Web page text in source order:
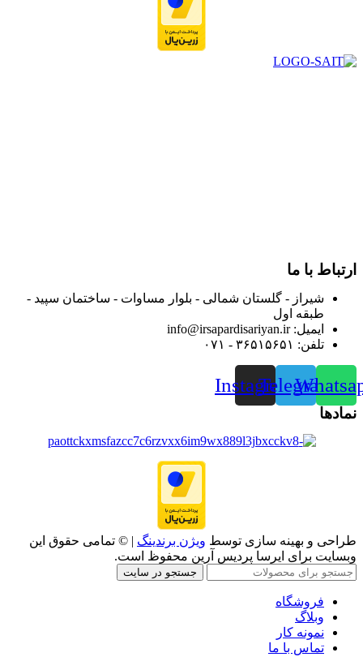
ارتباط با ما
شیراز - گلستان شمالی - بلوار مساوات - ساختمان سپید -
طبقه اول
ایمیل: info@irsapardisariyan.ir
تلفن: ۳۶۵۱۵۶۵۱ - ۰۷۱
Telegram
Instagram
نمادها
طراحی و بهینه سازی توسط ویژن برندینگ | © تمامی حقوق این
وبسایت برای ایرسا پردیس آرین محفوظ است.
جستجو در سایت
فروشگاه
وبلاگ
نمونه کار
تماس با ما